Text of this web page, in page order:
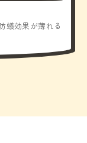
蟻効果が薄れる